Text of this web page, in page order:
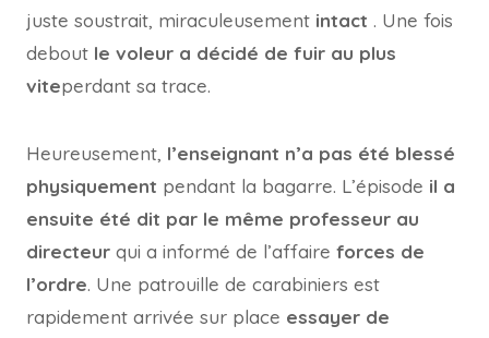
juste soustrait, miraculeusement intact . Une fois
debout le voleur a décidé de fuir au plus
viteperdant sa trace.
Heureusement, l’enseignant n’a pas été blessé
physiquement pendant la bagarre. L’épisode il a
ensuite été dit par le même professeur au
directeur qui a informé de l’affaire forces de
l’ordre. Une patrouille de carabiniers est
rapidement arrivée sur place essayer de